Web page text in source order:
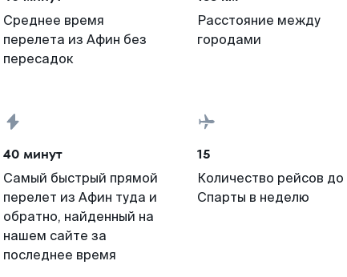
Среднее время
перелета из Афин без
пересадок
Расстояние между
городами
40 минут
Самый быстрый прямой
перелет из Афин туда и
обратно, найденный на
нашем сайте за
последнее время
15
Количество рейсов до
Спарты в неделю